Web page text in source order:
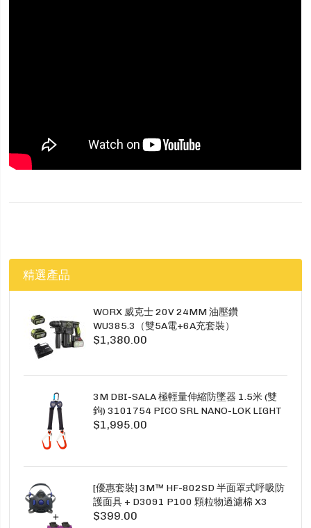
精選產品
WORX 威克士 20V 24MM 油壓鑽
WU385.3（雙5A電+6A充套裝）
$1,380.00
3M DBI-SALA 極輕量伸縮防墜器 1.5米 (雙
鉤) 3101754 PICO SRL NANO-LOK LIGHT
1.5M TWINS
$1,995.00
[優惠套裝] 3M™ HF-802SD 半面罩式呼吸防
護面具 + D3091 P100 顆粒物過濾棉 X3
SECURE CLICK HF-802SD HF-800SD 系列
$399.00